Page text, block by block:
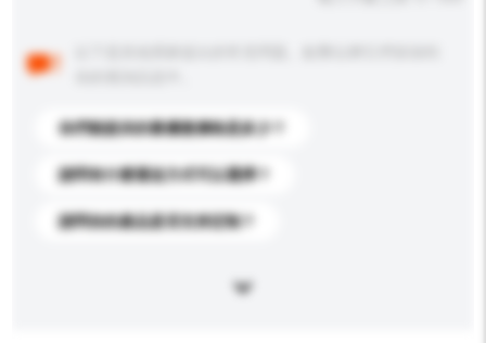
你們能提供的最優惠價格是多少？
請問有什麼運送方式可以選擇？
請問你的產品是否支持定制？